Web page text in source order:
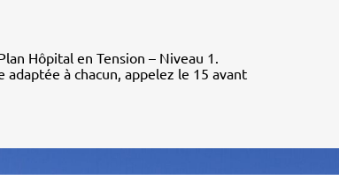
Hôpital en Tension – Niveau 1.
à chacun, appelez le 15 avant